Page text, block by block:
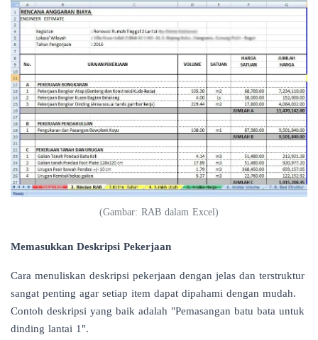
(Gambar: RAB dalam Excel)
Memasukkan Deskripsi Pekerjaan
Cara menuliskan deskripsi pekerjaan dengan jelas dan terstruktur
sangat penting agar setiap item dapat dipahami dengan mudah.
Contoh deskripsi yang baik adalah "Pemasangan batu bata untuk
dinding lantai 1".